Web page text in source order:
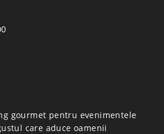
gourmet pentru evenimentele
care aduce oamenii